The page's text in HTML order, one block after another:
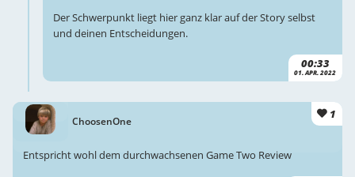
00:33
01. APR. 2022
Der Schwerpunkt liegt hier ganz klar auf der Story selbst
und deinen Entscheidungen.
ChoosenOne
1
Entspricht wohl dem durchwachsenen Game Two Review